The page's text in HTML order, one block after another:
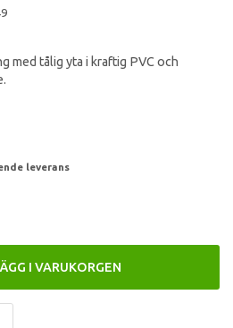
med tålig yta i kraftig PVC och
leverans
I VARUKORGEN